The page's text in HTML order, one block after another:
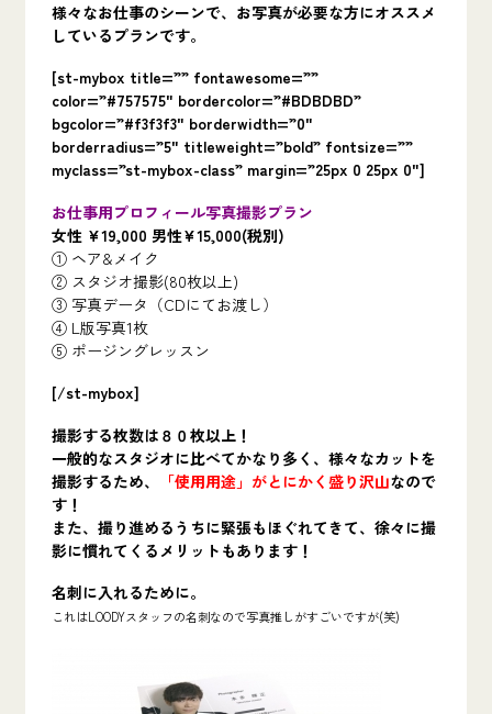
様々なお仕事のシーンで、お写真が必要な方にオススメ
しているプランです。
[st-mybox title=”” fontawesome=””
color=”#757575″ bordercolor=”#BDBDBD”
bgcolor=”#f3f3f3″ borderwidth=”0″
borderradius=”5″ titleweight=”bold” fontsize=””
myclass=”st-mybox-class” margin=”25px 0 25px 0″]
お仕事用プロフィール写真撮影プラン
女性 ¥19,000 男性¥15,000(税別)
① ヘア&メイク
② スタジオ撮影(80枚以上)
③ 写真データ（CDにてお渡し）
④ L版写真1枚
⑤ ポージングレッスン
[/st-mybox]
撮影する枚数は８０枚以上！
一般的なスタジオに比べてかなり多く、様々なカットを
撮影するため、
「使用用途」がとにかく盛り沢山なので
す！
また、撮り進めるうちに緊張もほぐれてきて、徐々に撮
影に慣れてくるメリットもあります！
名刺に入れるために。
これはLOODYスタッフの名刺なので写真推しがすごいですが(笑)